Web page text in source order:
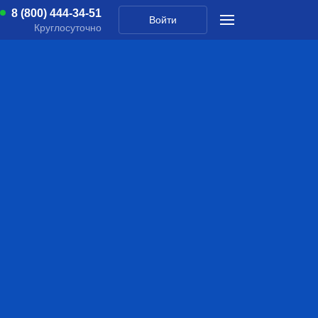
8 (800) 444-34-51
Круглосуточно
Войти